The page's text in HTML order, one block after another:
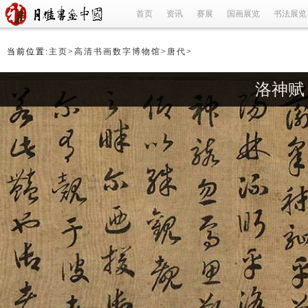
首页 资讯 赛展 国画展览 书法展览
当前位置: 主页> 高清书画数字博物馆> 唐代>
洛神赋